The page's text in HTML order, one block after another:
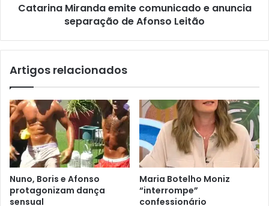
Catarina Miranda emite comunicado e anuncia
separação de Afonso Leitão
Artigos relacionados
Nuno, Boris e Afonso
protagonizam dança
sensual
Maria Botelho Moniz
“interrompe”
confessionário